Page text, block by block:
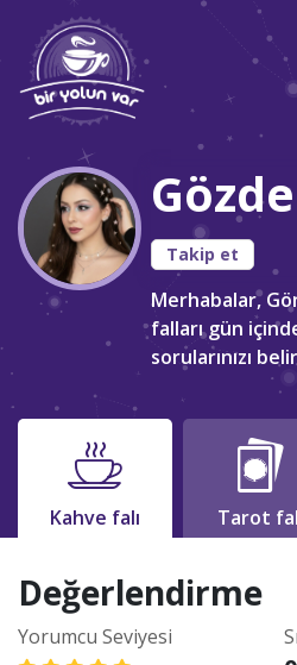
Takip et
Merhabalar,
falları gün
sorularınızı
Kahve falı Tarot
Değerlendirme
Yorumcu Seviyesi